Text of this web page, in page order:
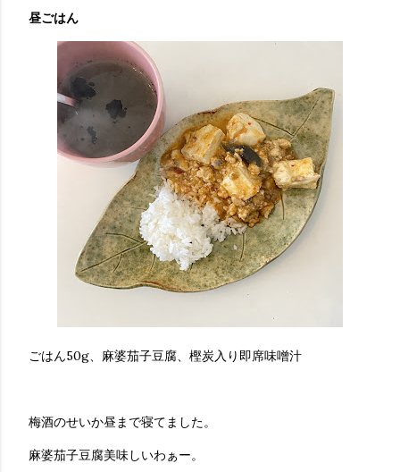
昼ごはん
ごはん50g、麻婆茄子豆腐、樫炭入り即席味噌汁
梅酒のせいか昼まで寝てました。
麻婆茄子豆腐美味しいわぁー。